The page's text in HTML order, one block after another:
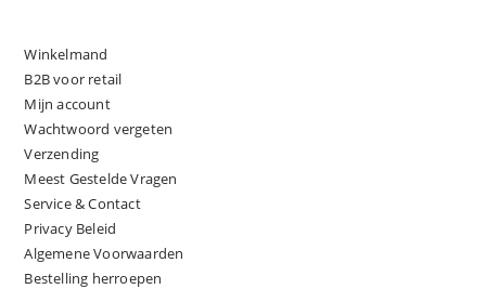
Winkelmand
B2B voor retail
Mijn account
Wachtwoord vergeten
Verzending
Meest Gestelde Vragen
Service & Contact
Privacy Beleid
Algemene Voorwaarden
Bestelling herroepen